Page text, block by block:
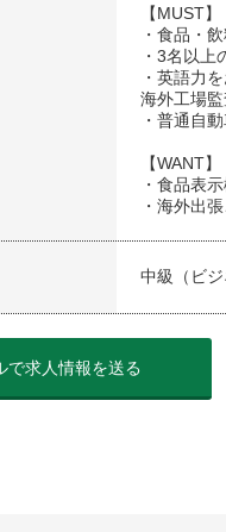
【MUST】
・食品・
・3名以上
・英語力
海外工場
・普通自
【WANT】
・食品表
・海外出
中級（ビジ
で求人情報を送る